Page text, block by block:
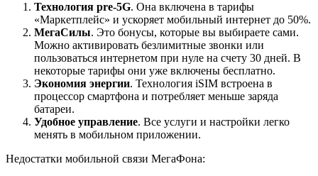
Технология pre-5G. Она включена в тарифы
«Маркетплейс» и ускоряет мобильный интернет до 50%.
МегаСилы. Это бонусы, которые вы выбираете сами.
Можно активировать безлимитные звонки или
пользоваться интернетом при нуле на счету 30 дней. В
некоторые тарифы они уже включены бесплатно.
Экономия энергии. Технология iSIM встроена в
процессор смартфона и потребляет меньше заряда
батареи.
Удобное управление. Все услуги и настройки легко
менять в мобильном приложении.
Недостатки мобильной связи МегаФона: